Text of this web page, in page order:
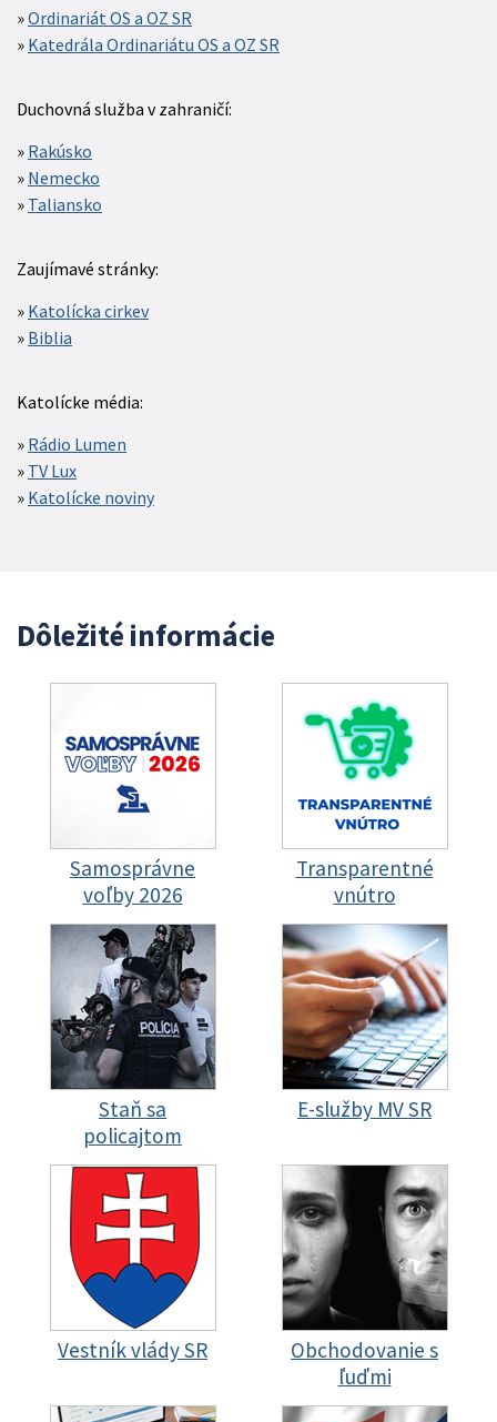
Ordinariát OS a OZ SR
Katedrála Ordinariátu OS a OZ SR
Duchovná služba v zahraničí:
Rakúsko
Nemecko
Taliansko
Zaujímavé stránky:
Katolícka cirkev
Biblia
Katolícke média:
Rádio Lumen
TV Lux
Katolícke noviny
Dôležité informácie
Samosprávne
voľby 2026
Transparentné
vnútro
Staň sa
policajtom
E-služby MV SR
Vestník vlády SR
Obchodovanie s
ľuďmi